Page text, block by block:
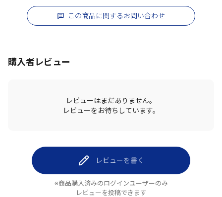
この商品に関するお問い合わせ
購入者レビュー
レビューはまだありません。
レビューをお待ちしています。
レビューを書く
※商品購入済みのログインユーザーのみ
レビューを投稿できます